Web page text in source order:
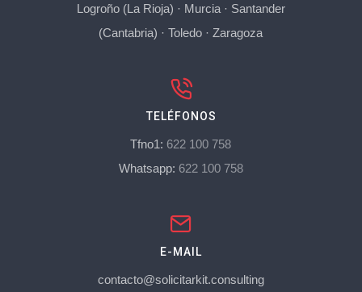
Logroño (La Rioja) · Murcia· Santander
(Cantabria) ·Toledo ·Zaragoza
TELÉFONOS
Tfno1: 622 100 758
Whatsapp: 622 100 758
E-MAIL
contacto@solicitarkit.consulting